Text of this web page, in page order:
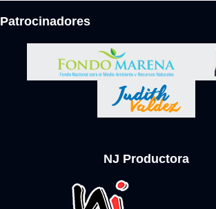
Patrocinadores
NJ Productora